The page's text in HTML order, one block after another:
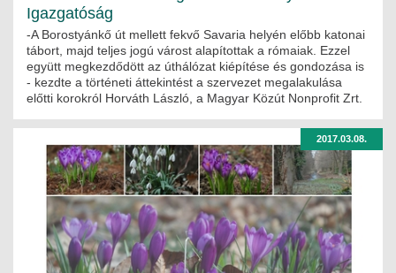
Igazgatóság
-A Borostyánkő út mellett fekvő Savaria helyén előbb katonai
tábort, majd teljes jogú várost alapítottak a rómaiak. Ezzel
együtt megkezdődött az úthálózat kiépítése és gondozása is
- kezdte a történeti áttekintést a szervezet megalakulása
előtti korokról Horváth László, a Magyar Közút Nonprofit Zrt.
2017.03.08.